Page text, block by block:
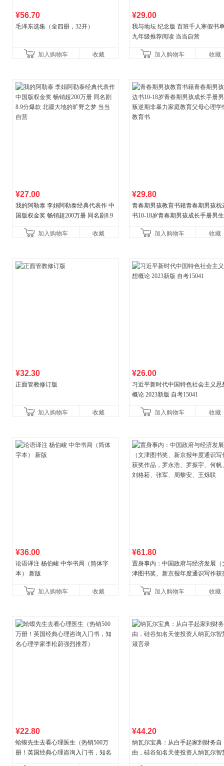
¥56.70
毛泽东选集（全四册，32开）
加入购物车 收藏
¥29.00
我与地坛 纪念版 百班千人寒假书
九年级推荐阅读 当当自营
加入购物车 收藏
¥27.00
我的阿勒泰 李娟阿勒泰经典代表作 中
国版权金奖 畅销超200万册 同名剧8.9
加入购物车
收藏
¥29.80
青春期男孩教育书籍青春期男孩枕
书10-18岁青春期男孩成长手册男
育书
加入购物车 收藏
¥32.30
正面管教修订版
加入购物车 收藏
¥26.00
习近平新时代中国特色社会主义思
概论 2023新版 自考15041
加入购物车 收藏
¥36.00
论语译注 杨伯峻 中华书局（简体字
本） 新版
加入购物车 收藏
¥61.80
置身事内：中国政府与经济发展（
津图书奖、新京报年度通识写作获
菘、张军、周黎安、王烁联
加入购物车 收藏
¥22.80
蛤蟆先生去看心理医生（热销500万
册！英国经典心理咨询入门书，知名
¥44.20
纳瓦尔宝典：从白手起家到财务自
由，硅谷知名天使投资人纳瓦尔智